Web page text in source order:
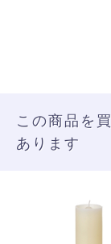
この商品を
あります